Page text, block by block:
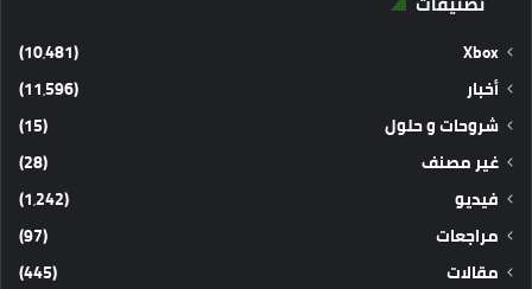
Xbox
(10٬481)
أخبار
(11٬596)
شروحات و حلول
(15)
غير مصنف
(28)
فيديو
(1٬242)
مراجعات
(97)
مقالات
(445)